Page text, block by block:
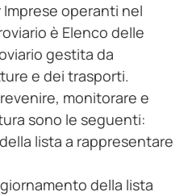
operanti nel
è Elenco delle
gestita da
e dei trasporti.
monitorare e
sono le seguenti:
lista a rappresentare
della lista